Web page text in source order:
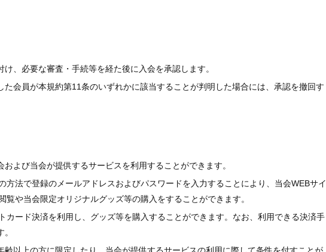
、必要な審査・手続等を経た後に入会を承認します。
会員が本規約第11条のいずれかに該当することが判明した場合には、承認を撤回す
よび当会が提供するサービスを利用することができます。
方法で登録のメールアドレスおよびパスワードを入力することにより、当会WEBサイ
覧や当会限定オリジナルグッズ等の購入をすることができます。
カード決済を利用し、グッズ等を購入することができます。なお、利用できる決済手